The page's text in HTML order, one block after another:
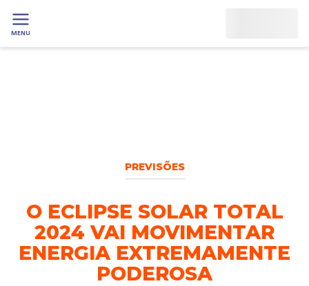
MENU
PREVISÕES
O ECLIPSE SOLAR TOTAL
2024 VAI MOVIMENTAR
ENERGIA EXTREMAMENTE
PODEROSA